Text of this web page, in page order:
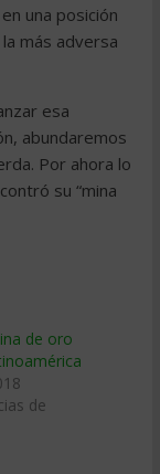
una posición
más adversa
esa
abundaremos
Por ahora lo
su “mina
de oro
de